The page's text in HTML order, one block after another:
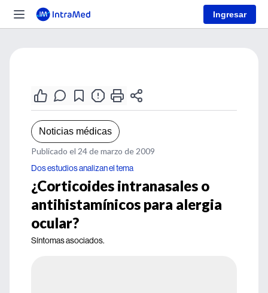
Ingresar
Noticias médicas
Publicado el 24 de marzo de 2009
Dos estudios analizan el tema
¿Corticoides intranasales o
antihistamínicos para alergia
ocular?
Síntomas asociados.